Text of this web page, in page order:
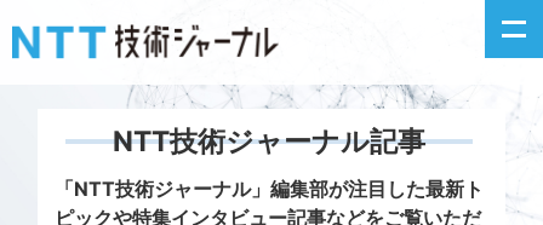
新着情報
NTT技術ジャーナル記事
「NTT技術ジャーナル」編集部が注目した最新ト
ピックや特集インタビュー記事などをご覧いただ